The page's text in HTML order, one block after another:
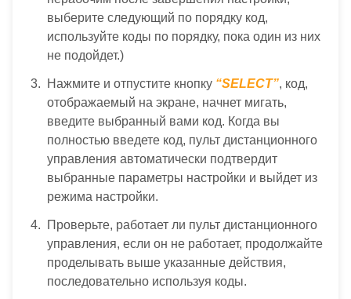
выберите следующий по порядку код,
используйте коды по порядку, пока один из них
не подойдет.)
Нажмите и отпустите кнопку “SELECT”, код,
отображаемый на экране, начнет мигать,
введите выбранный вами код. Когда вы
полностью введете код, пульт дистанционного
управления автоматически подтвердит
выбранные параметры настройки и выйдет из
режима настройки.
Проверьте, работает ли пульт дистанционного
управления, если он не работает, продолжайте
проделывать выше указанные действия,
последовательно используя коды.